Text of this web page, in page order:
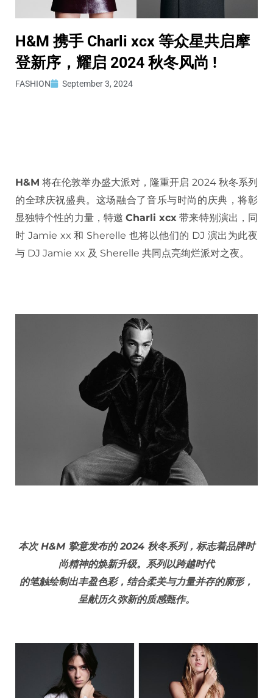
H&M 携手 Charli xcx 等众星共启摩
登新序，耀启 2024 秋冬风尚 !
FASHION September 3, 2024
H&M 将在伦敦举办盛大派对，隆重开启 2024 秋冬系列
的全球庆祝盛典。这场融合了音乐与时尚的庆典，将彰
显独特个性的力量，特邀Charli xcx 带来特别演出，同
时 Jamie xx 和 Sherelle 也将以他们的 DJ 演出为此夜
与 DJ Jamie xx 及 Sherelle 共同点亮绚烂派对之夜。
本次 H&M 挚意发布的 2024 秋冬系列，标志着品牌时
尚精神的焕新升级。系列以跨越时代
的笔触绘制出丰盈色彩， 结合柔美与力量并存的廓形，
呈献历久弥新的质感甄作。